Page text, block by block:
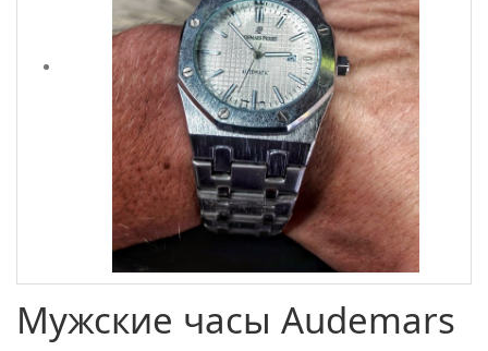
Мужские часы Audemars